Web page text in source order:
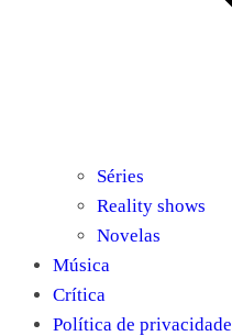
Séries
Reality shows
Novelas
Música
Crítica
Política de privacidade